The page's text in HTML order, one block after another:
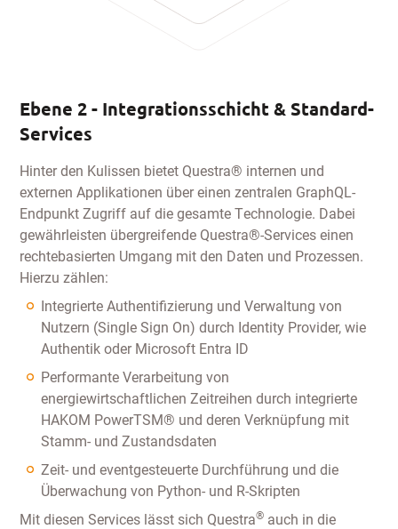
Ebene 2 - Integrationsschicht & Standard-
Services
Hinter den Kulissen bietet Questra® internen und
externen Applikationen über einen zentralen GraphQL-
Endpunkt Zugriff auf die gesamte Technologie. Dabei
gewährleisten übergreifende Questra®-Services einen
rechtebasierten Umgang mit den Daten und Prozessen.
Hierzu zählen:
Integrierte Authentifizierung und Verwaltung von
Nutzern (Single Sign On) durch Identity Provider, wie
Authentik oder Microsoft Entra ID
Performante Verarbeitung von
energiewirtschaftlichen Zeitreihen durch integrierte
HAKOM PowerTSM® und deren Verknüpfung mit
Stamm- und Zustandsdaten
Zeit- und eventgesteuerte Durchführung und die
Überwachung von Python- und R-Skripten
Mit diesen Services lässt sich Questra® auch in die